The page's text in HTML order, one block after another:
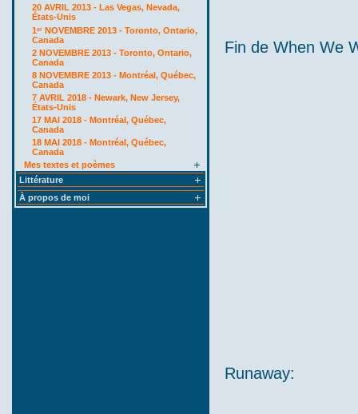
Fin de When We
Runaway:
20 AVRIL 2013 - Las Vegas, Nevada,
États-Unis
1er NOVEMBRE 2013 - Toronto, Ontario,
Canada
2 NOVEMBRE 2013 - Toronto, Ontario,
Canada
8 NOVEMBRE 2013 - Montréal, Québec,
Canada
7 AVRIL 2018 - Newark, New Jersey,
États-Unis
17 MAI 2018 - Montréal, Québec,
Canada
18 MAI 2018 - Montréal, Québec,
Canada
Mes textes et poèmes
Littérature
À propos de moi